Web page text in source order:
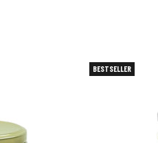
BESTSELLER